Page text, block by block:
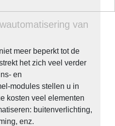
van
meer beperkt tot de
het zich veel verder
en
modules stellen u in
kosten veel elementen
buitenverlichting,
enz.